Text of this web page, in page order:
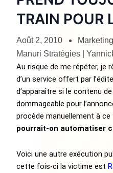
TRAIN POUR
Août 2, 2010
Manuri Stratégies |
Au risque de me répéter, je
d’un service offert par
d’apparaître si le contenu
dommageable pour
procède manuellement à ce
pourrait-on automatiser
Voici une autre exécution
cette fois-ci la victime est